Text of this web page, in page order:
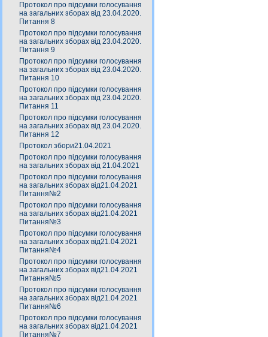
Протокол про підсумки голосування
на загальних зборах від 23.04.2020.
Питання 8
Протокол про підсумки голосування
на загальних зборах від 23.04.2020.
Питання 9
Протокол про підсумки голосування
на загальних зборах від 23.04.2020.
Питання 10
Протокол про підсумки голосування
на загальних зборах від 23.04.2020.
Питання 11
Протокол про підсумки голосування
на загальних зборах від 23.04.2020.
Питання 12
Протокол збори21.04.2021
Протокол про підсумки голосування
на загальних зборах від 21.04.2021
Протокол про підсумки голосування
на загальних зборах від21.04.2021
Питання№2
Протокол про підсумки голосування
на загальних зборах від21.04.2021
Питання№3
Протокол про підсумки голосування
на загальних зборах від21.04.2021
Питання№4
Протокол про підсумки голосування
на загальних зборах від21.04.2021
Питання№5
Протокол про підсумки голосування
на загальних зборах від21.04.2021
Питання№6
Протокол про підсумки голосування
на загальних зборах від21.04.2021
Питання№7